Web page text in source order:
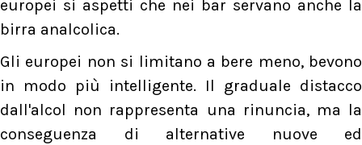
europei si aspetti che nei bar servano anche la
birra analcolica.
Gli europei non si limitano a bere meno, bevono
in modo più intelligente. Il graduale distacco
dall'alcol non rappresenta una rinuncia, ma la
conseguenza di alternative nuove ed